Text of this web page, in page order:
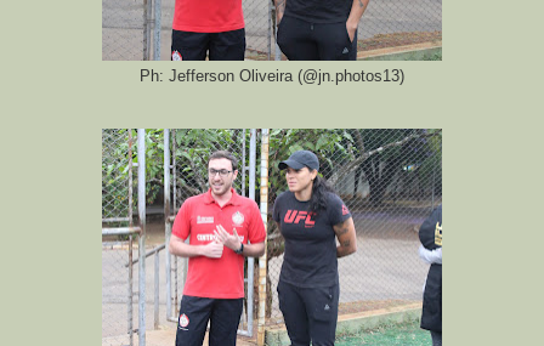
Ph: Jefferson Oliveira (@jn.photos13)